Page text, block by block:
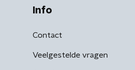
Info
Contact
Veelgestelde vragen